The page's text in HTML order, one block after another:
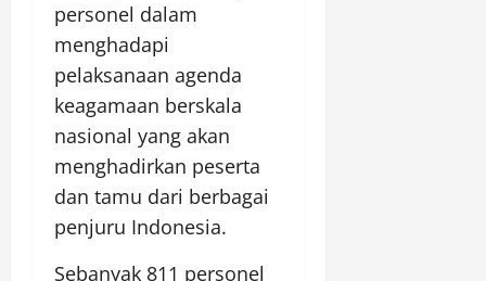
personel dalam
menghadapi
pelaksanaan agenda
keagamaan berskala
nasional yang akan
menghadirkan peserta
dan tamu dari berbagai
penjuru Indonesia.
Sebanyak 811 personel